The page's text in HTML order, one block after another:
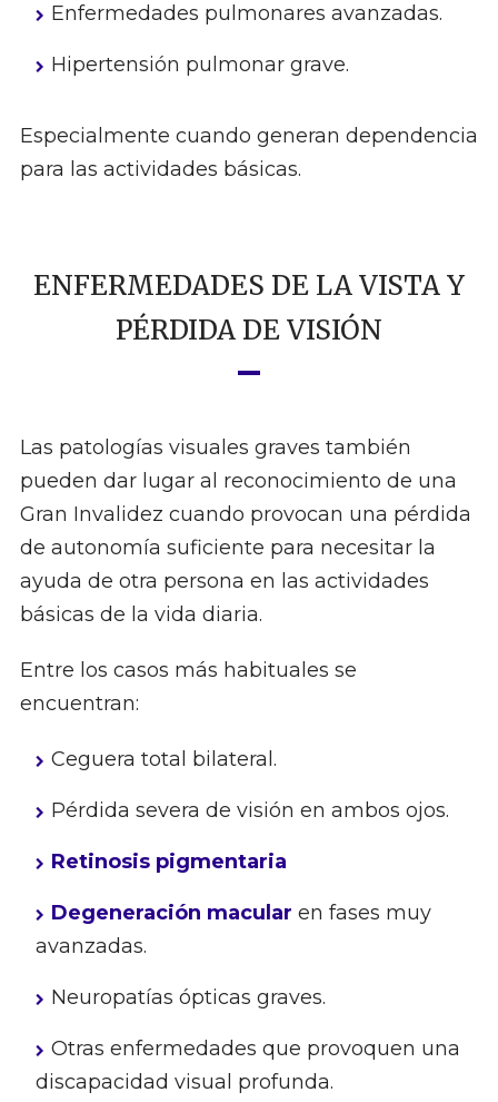
Enfermedades pulmonares avanzadas.
Hipertensión pulmonar grave.
Especialmente cuando generan dependencia
para las actividades básicas.
ENFERMEDADES DE LA VISTA Y
PÉRDIDA DE VISIÓN
Las patologías visuales graves también
pueden dar lugar al reconocimiento de una
Gran Invalidez cuando provocan una pérdida
de autonomía suficiente para necesitar la
ayuda de otra persona en las actividades
básicas de la vida diaria.
Entre los casos más habituales se
encuentran:
Ceguera total bilateral.
Pérdida severa de visión en ambos ojos.
Retinosis pigmentaria
Degeneración macular en fases muy
avanzadas.
Neuropatías ópticas graves.
Otras enfermedades que provoquen una
discapacidad visual profunda.